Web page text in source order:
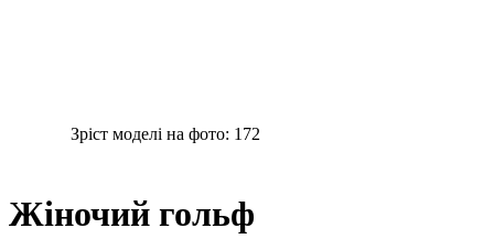
Зріст моделі на фото: 172
Жіночий гольф